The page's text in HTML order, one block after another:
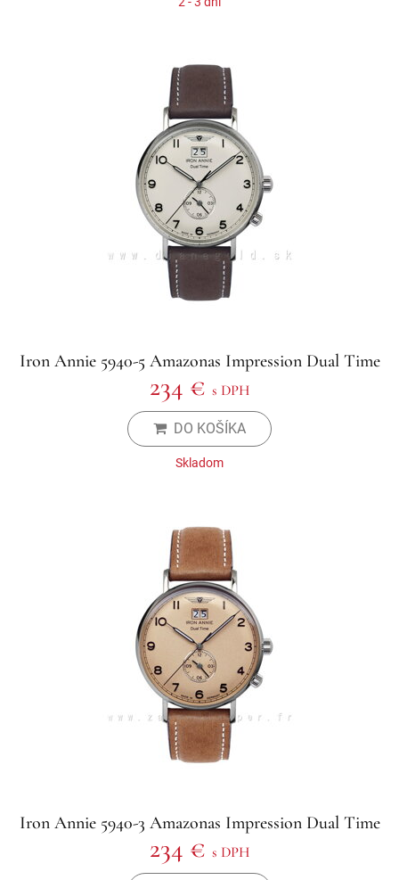
Iron Annie 5940-5 Amazonas Impression Dual Time
234 € s DPH
DO KOŠÍKA
Skladom
Iron Annie 5940-3 Amazonas Impression Dual Time
234 € s DPH